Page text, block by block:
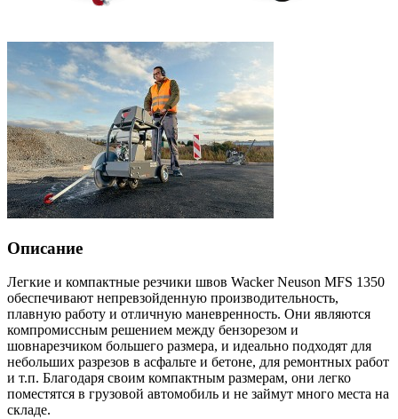
Описание
Легкие и компактные резчики швов Wacker Neuson MFS 1350
обеспечивают непревзойденную производительность,
плавную работу и отличную маневренность. Они являются
компромиссным решением между бензорезом и
шовнарезчиком большего размера, и идеально подходят для
небольших разрезов в асфальте и бетоне, для ремонтных работ
и т.п. Благодаря своим компактным размерам, они легко
поместятся в грузовой автомобиль и не займут много места на
складе.